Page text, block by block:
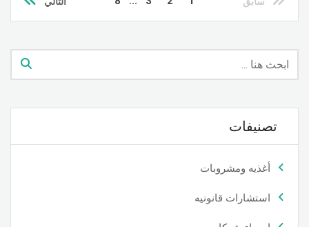
تصنيفات
أغذيه ومشروبات
استشارات قانونيه